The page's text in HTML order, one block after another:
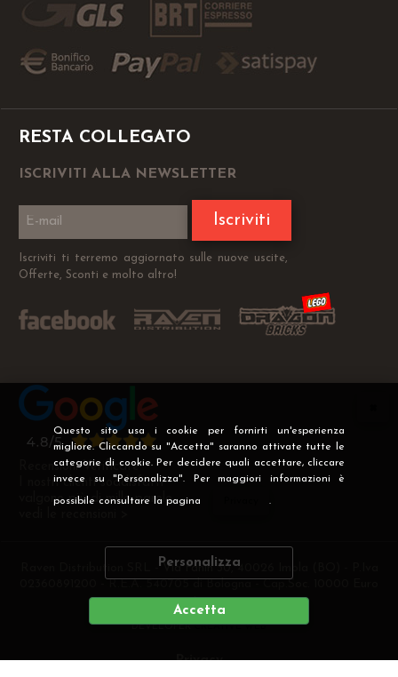
Questo sito usa i cookie per fornirti un'esperienza
migliore. Cliccando su "Accetta" saranno attivate tutte le
categorie di cookie. Per decidere quali accettare, cliccare
invece su "Personalizza". Per maggiori informazioni è
possibile consultare la pagina .
Personalizza
Accetta
RESTA COLLEGATO
ISCRIVITI ALLA NEWSLETTER
Iscriviti
Iscriviti ti terremo aggiornato sulle nuove uscite,
Offerte, Sconti e molto altro!
Recensioni Verificate
I nostri clienti soddisfatti
valgono più di mille parole
Raven Distribution SRL - Via Fanin 30, 40026 Imola (BO) - P.Iva
i.v
DEVELOPERCREATIVE WEB
Privacy